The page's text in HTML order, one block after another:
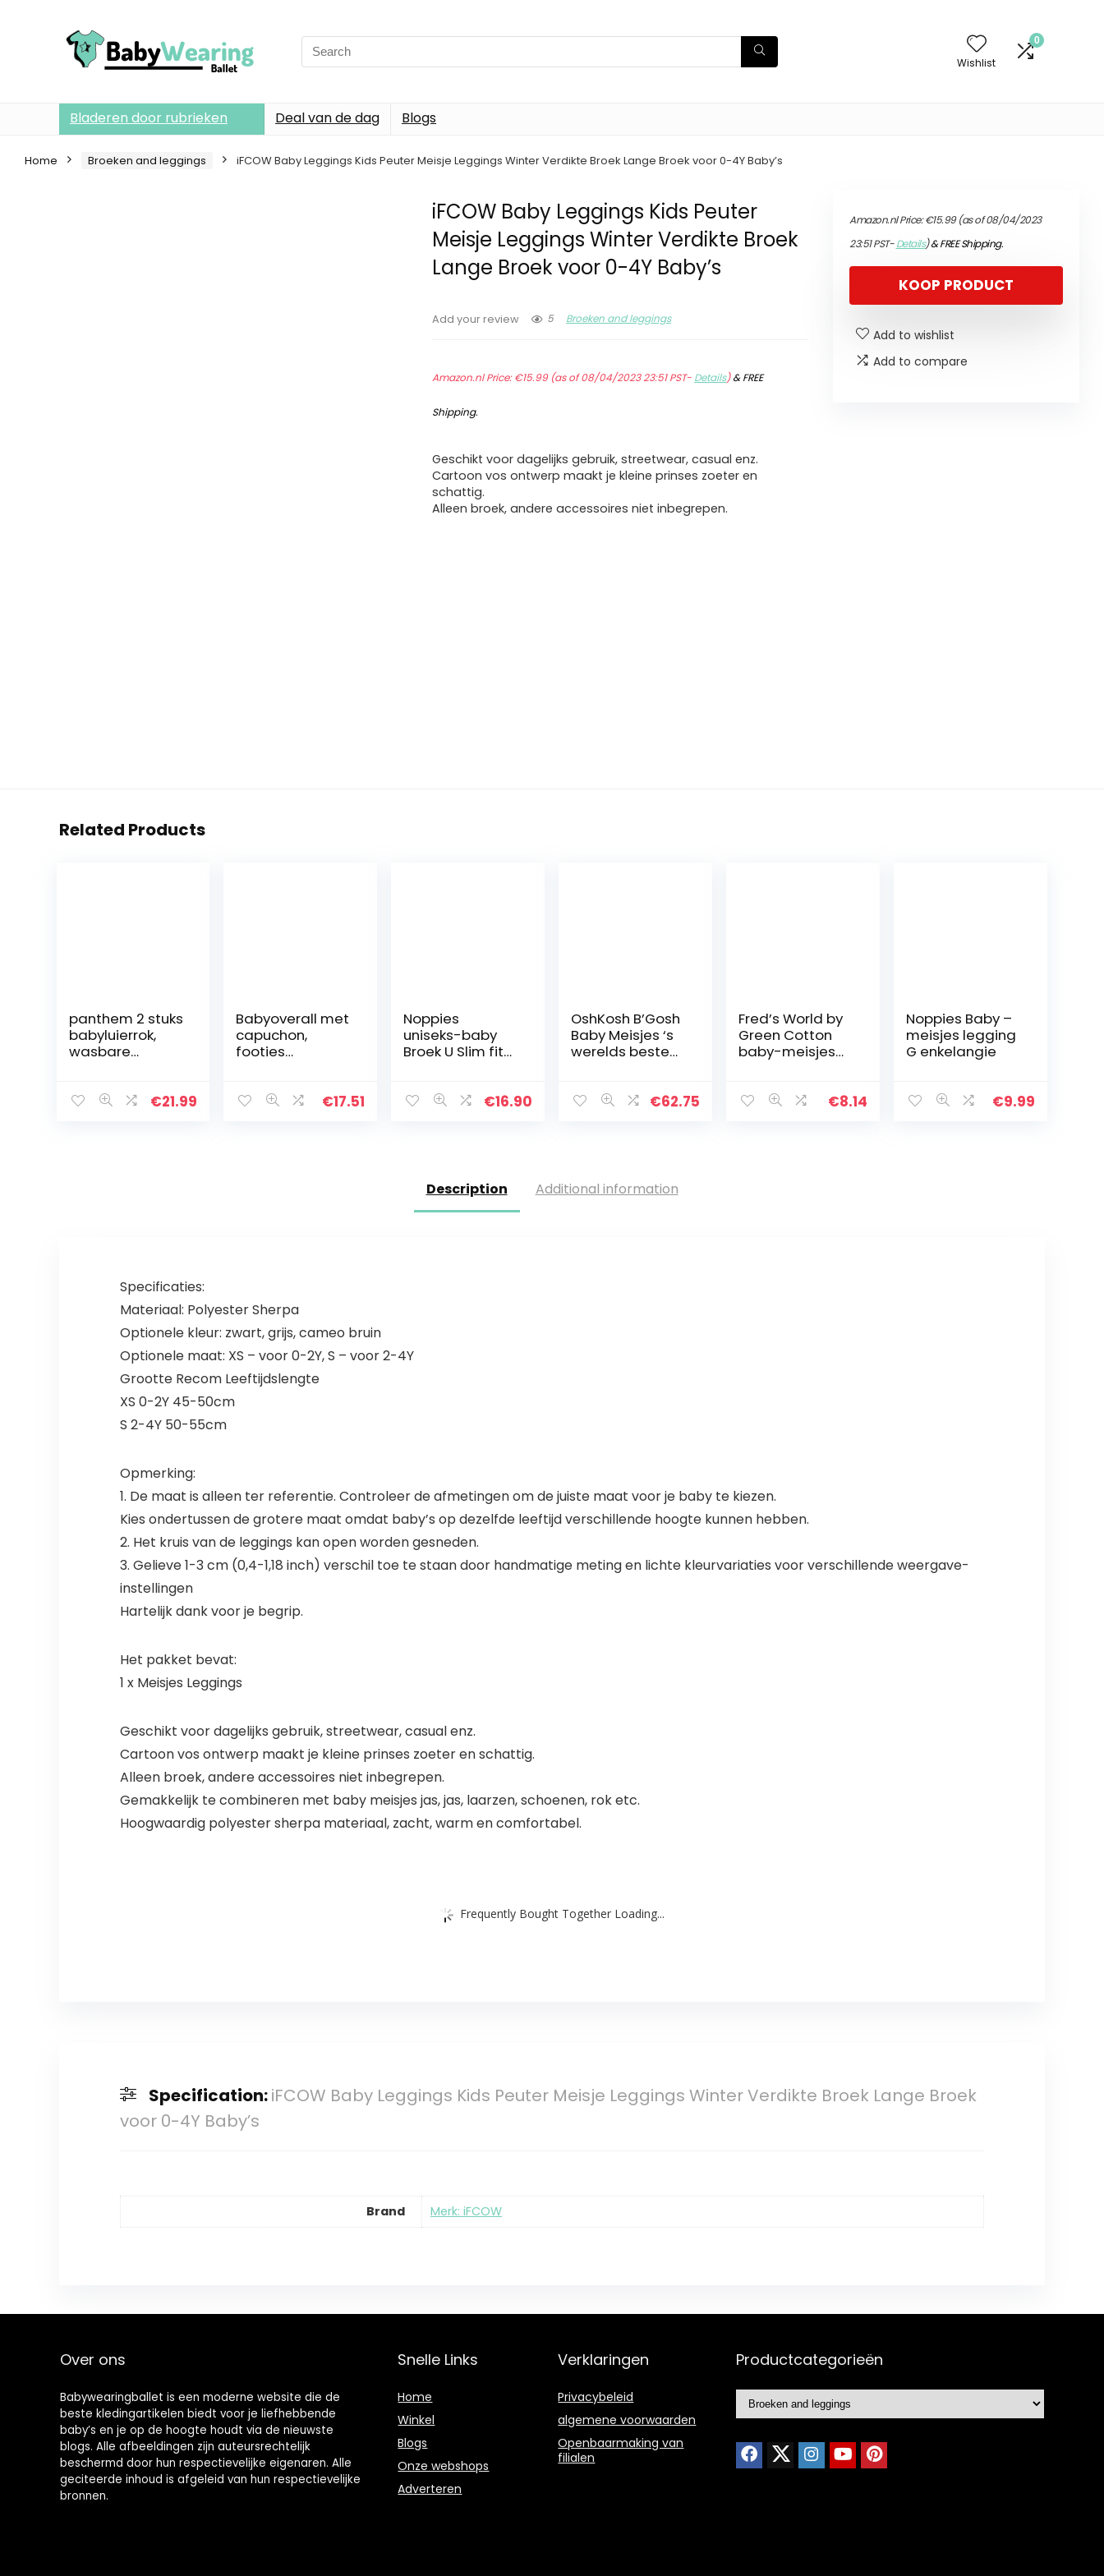
Search
for:
Wishlist
0
Bladeren door rubrieken Deal van de dag Blogs
Home Broeken and leggings iFCOW Baby Leggings Kids Peuter Meisje Leggings Winter Verdikte Broek Lange Broek voor 0-4Y Baby’s
iFCOW Baby Leggings Kids Peuter
Meisje Leggings Winter Verdikte Broek
Lange Broek voor 0-4Y Baby’s
Add your review 5 Broeken and leggings
Amazon.nl Price:€15.99(as of 08/04/2023 23:51 PST- Details)&FREE
Shipping.
Geschikt voor dagelijks gebruik, streetwear, casual enz.
Cartoon vos ontwerp maakt je kleine prinses zoeter en
schattig.
Alleen broek, andere accessoires niet inbegrepen.
Amazon.nl Price:€15.99(as of 08/04/2023
23:51 PST-Details)&FREE Shipping.
KOOP PRODUCT
Add to wishlist
Add to compare
Related Products
panthem 2 stuks
babyluierrok,
wasbare
en meisjes, 2-in-
€21.99
Babyoverall met
capuchon,
footies
karikatuur,
€17.51
Noppies
uniseks-baby
Broek U Slim fit
€16.90
OshKosh B’Gosh
Baby Meisjes ‘s
werelds beste
€62.75
Fred’s World by
Green Cotton
baby-meisjes
€8.14
Noppies Baby –
meisjes legging
G enkelangie
€9.99
Description Additional information
Specificaties:
Materiaal: Polyester Sherpa
Optionele kleur: zwart, grijs, cameo bruin
Optionele maat: XS – voor 0-2Y, S – voor 2-4Y
Grootte Recom Leeftijdslengte
XS 0-2Y 45-50cm
S 2-4Y 50-55cm
Opmerking:
1. De maat is alleen ter referentie. Controleer de afmetingen om de juiste maat voor je baby te kiezen.
Kies ondertussen de grotere maat omdat baby’s op dezelfde leeftijd verschillende hoogte kunnen hebben.
2. Het kruis van de leggings kan open worden gesneden.
3. Gelieve 1-3 cm (0,4-1,18 inch) verschil toe te staan door handmatige meting en lichte kleurvariaties voor verschillende weergave-
instellingen
Hartelijk dank voor je begrip.
Het pakket bevat:
1 x Meisjes Leggings
Geschikt voor dagelijks gebruik, streetwear, casual enz.
Cartoon vos ontwerp maakt je kleine prinses zoeter en schattig.
Alleen broek, andere accessoires niet inbegrepen.
Gemakkelijk te combineren met baby meisjes jas, jas, laarzen, schoenen, rok etc.
Hoogwaardig polyester sherpa materiaal, zacht, warm en comfortabel.
Frequently Bought Together Loading...
Specification:iFCOW Baby Leggings Kids Peuter Meisje Leggings Winter Verdikte Broek Lange Broek
voor 0-4Y Baby’s
Brand Merk: iFCOW
Over ons
Babywearingballet is een moderne website die de
beste kledingartikelen biedt voor je liefhebbende
baby’s en je op de hoogte houdt via de nieuwste
blogs. Alle afbeeldingen zijn auteursrechtelijk
beschermd door hun respectievelijke eigenaren. Alle
geciteerde inhoud is afgeleid van hun respectievelijke
bronnen.
Snelle Links
Home
Winkel
Blogs
Onze webshops
Adverteren
Verklaringen
Privacybeleid
algemene voorwaarden
Openbaarmaking van
filialen
Productcategorieën